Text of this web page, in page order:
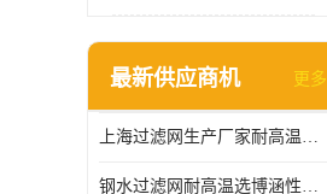
最新供应商机 更多
上海过滤网生产厂家耐高温可定制供应及时
钢水过滤网耐高温选博涵性能稳定价格合适